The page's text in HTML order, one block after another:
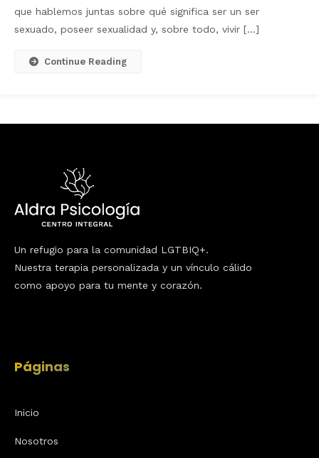
que hablemos juntas sobre qué significa ser un ser
sexuado, poseer sexualidad y, sobre todo, vivir […]
Continue Reading
Un refugio para la comunidad LGTBIQ+.
Nuestra terapia personalizada y un vínculo cálido
como apoyo para tu mente y corazón.
Páginas
Inicio
Nosotros